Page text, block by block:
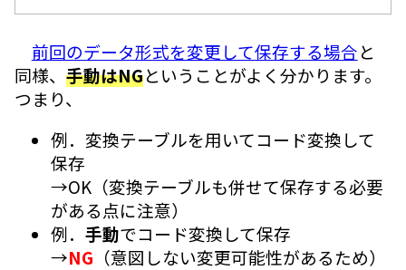
前回のデータ形式を変更して保存する場合と
同様、 手動はNGということがよく分かります。
つまり、
例．変換テーブルを用いてコード変換して
保存
→OK（変換テーブルも併せて保存する必要
がある点に注意）
例． 手動でコード変換して保存
→NG （意図しない変更可能性があるため）